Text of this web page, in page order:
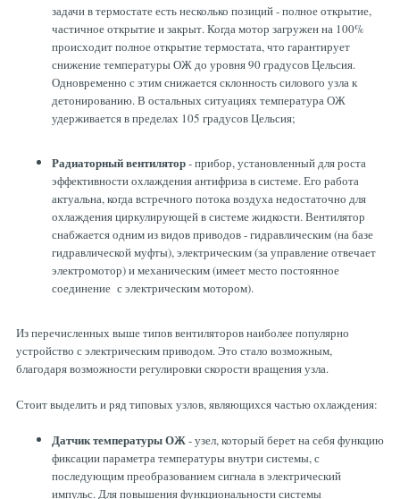
задачи в термостате есть несколько позиций - полное открытие,
частичное открытие и закрыт. Когда мотор загружен на 100%
происходит полное открытие термостата, что гарантирует
снижение температуры ОЖ до уровня 90 градусов Цельсия.
Одновременно с этим снижается склонность силового узла к
детонированию. В остальных ситуациях температура ОЖ
удерживается в пределах 105 градусов Цельсия;
Радиаторный вентилятор- прибор, установленный для роста
эффективности охлаждения антифриза в системе. Его работа
актуальна, когда встречного потока воздуха недостаточно для
охлаждения циркулирующей в системе жидкости. Вентилятор
снабжается одним из видов приводов - гидравлическим (на базе
гидравлической муфты), электрическим (за управление отвечает
электромотор) и механическим (имеет место постоянное
соединение с электрическим мотором).
Из перечисленных выше типов вентиляторов наиболее популярно
устройство с электрическим приводом. Это стало возможным,
благодаря возможности регулировки скорости вращения узла.
Стоит выделить и ряд типовых узлов, являющихся частью охлаждения:
Датчик температуры ОЖ- узел, который берет на себя функцию
фиксации параметра температуры внутри системы, с
последующим преобразованием сигнала в электрический
импульс. Для повышения функциональности системы